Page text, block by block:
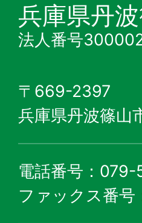
兵庫県丹
法人番号
〒669-2397
兵庫県丹波篠山
電話番号：079-
ファックス番